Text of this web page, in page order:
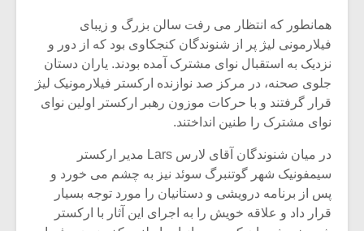
همانطور که انتظار می رفت سالن بزرگ و زیبای
فیلارمونی لیژ پر از شنوندگان کنجکاوی بود که از دور و
نزدیک به استقبال نوای مشترک آمده بودند. یاران دستان
جلوی صحنه، در مرکز صد نوازنده ارکستر فیلارمونیک لیژ
قرار گرفتند و با حرکات موزون رهبر ارکستر اولین نوای
نوای مشترک را طنین انداختند.
در میان شنوندگان آقای لارس Lars مدیر ارکستر
سیمفونیک شهر گوتنبرگ سوئد نیز به چشم می خورد و
پس از برنامه درویشی و دستانیان را مورد توجه بسیار
قرار داد و علاقه خویش را به اجرای این آثار با ارکستر